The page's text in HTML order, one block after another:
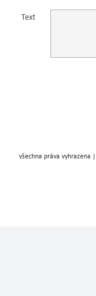
Text
všechna práva